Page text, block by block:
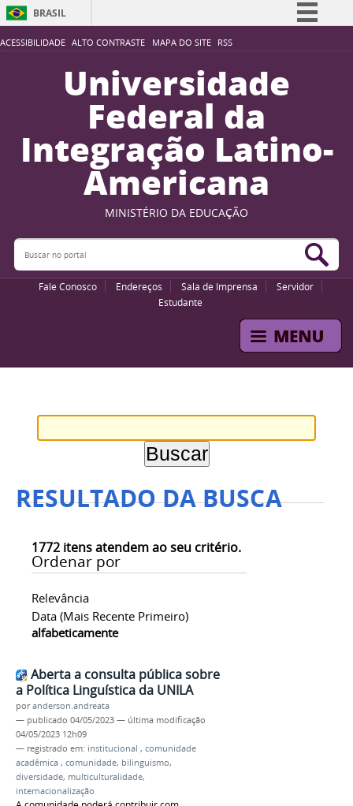
ACESSIBILIDADE ALTO CONTRASTE MAPA DO SITE RSS
BRASIL
Simplifique!
Participe
Acesso à informação
Legislação
Canais
Universidade
Federal da
Integração Latino-
Americana
MINISTÉRIO DA EDUCAÇÃO
Buscar no portal
Fale Conosco Endereços Sala de Imprensa
Servidor
Estudante
RESULTADO DA BUSCA
1772 itens atendem ao seu critério.
Ordenar por
Relevância
Data (mais Recente Primeiro)
alfabeticamente
Aberta a consulta pública sobre
a Política Linguística da UNILA
poranderson.andreata
— publicado 04/05/2023 — última modificação
04/05/2023 12h09
— registrado em: institucional , comunidade
acadêmica , comunidade, bilinguismo,
diversidade, multiculturalidade,
internacionalização